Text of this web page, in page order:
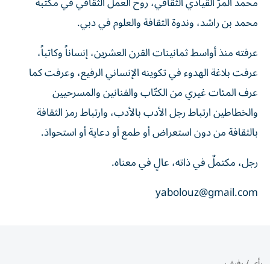
محمد بن راشد، وندوة الثقافة والعلوم في دبي.
عرفته منذ أواسط ثمانينات القرن العشرين، إنساناً وكاتباً،
عرفت بلاغة الهدوء في تكوينه الإنساني الرفيع، وعرفت كما
عرف المئات غيري من الكتّاب والفنانين والمسرحيين
والخطاطين ارتباط رجل الأدب بالأدب، وارتباط رمز الثقافة
بالثقافة من دون استعراض أو طمع أو دعاية أو استحواذ.
رجل، مكتملٌ في ذاته، عالٍ في معناه.
yabolouz@gmail.com